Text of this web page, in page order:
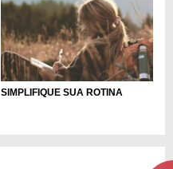
SIMPLIFIQUE SUA ROTINA